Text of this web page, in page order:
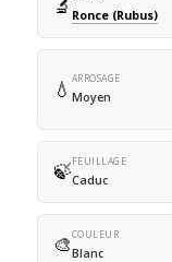
🔬 Ronce (Rubus)
💧 ARROSAGE
Moyen
🍃FEUILLAGE
Caduc
🎨COULEUR
Blanc